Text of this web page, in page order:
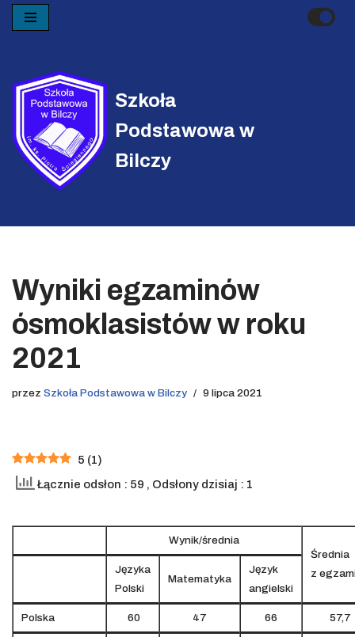
treści
Szkoła
Podstawowa w
Bilczy
Wyniki egzaminów
ósmoklasistów w roku
2021
przez Szkoła Podstawowa w Bilczy 9 lipca 2021
5 (1)
Łącznie odsłon : 59 , Odsłony dzisiaj : 1
Wynik/średnia
Średnia
z
Języka
Polski
Matematyka
Język
angielski
Polska 60 47 66 57,7